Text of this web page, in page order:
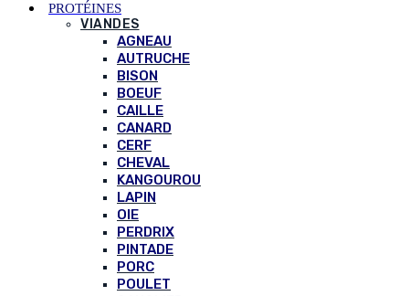
PROTÉINES
VIANDES
AGNEAU
AUTRUCHE
BISON
BOEUF
CAILLE
CANARD
CERF
CHEVAL
KANGOUROU
LAPIN
OIE
PERDRIX
PINTADE
PORC
POULET